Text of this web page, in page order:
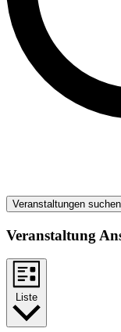
Veranstaltungen suchen
Veranstaltung
Liste